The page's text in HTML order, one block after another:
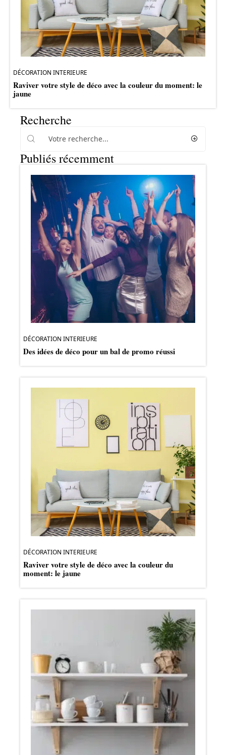
DÉCORATION INTERIEURE
Raviver votre style de déco avec la couleur du moment: le
jaune
Recherche
Publiés récemment
DÉCORATION INTERIEURE
Des idées de déco pour un bal de promo réussi
DÉCORATION INTERIEURE
Raviver votre style de déco avec la couleur du
moment: le jaune